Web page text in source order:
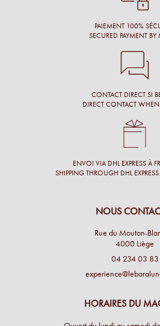
PAIEMENT 100%
SECURED PAYMENT BY
CONTACT DIRECT SI
DIRECT CONTACT
ENVOI VIA DHL EXPRESS À
SHIPPING THROUGH DHL EXPRESS
NOUS
Rue du Mouton-
4000 Liège
04 234 03 83
HORAIRES DU